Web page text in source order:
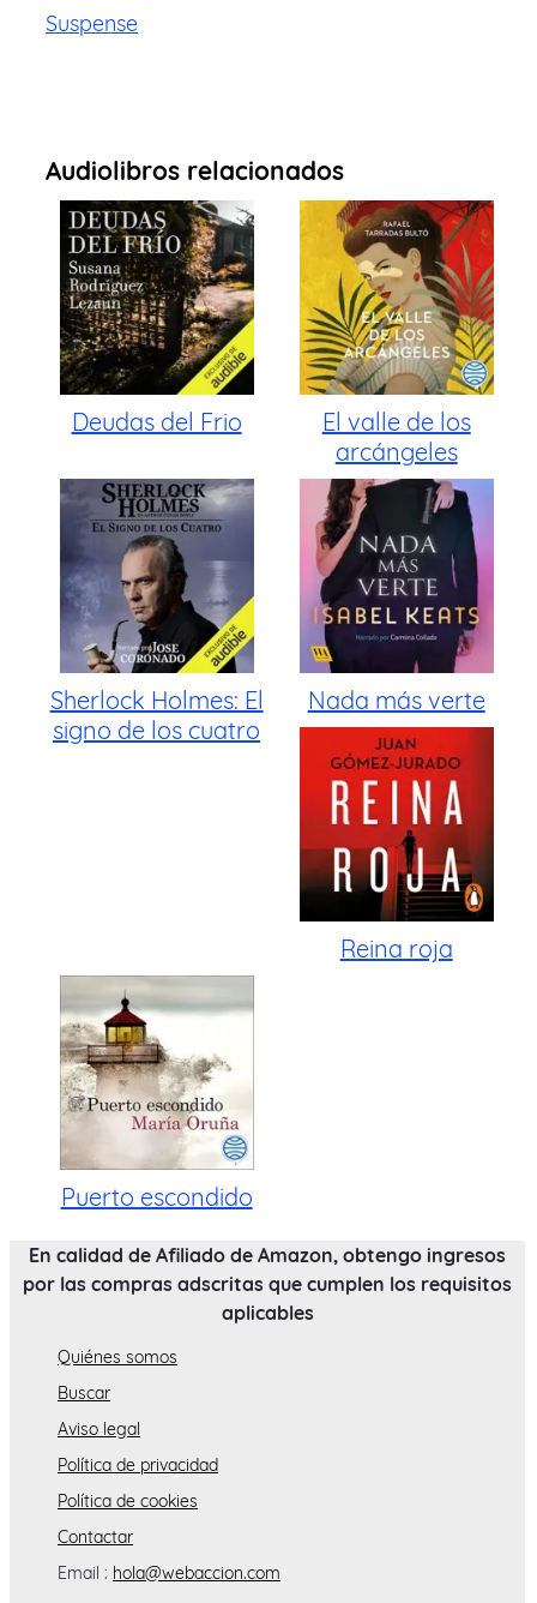
Suspense
Audiolibros relacionados
Deudas del Frio
El valle de los
arcángeles
Sherlock Holmes: El
signo de los cuatro
Nada más verte
Reina roja
Puerto escondido
En calidad de Afiliado de Amazon, obtengo ingresos
por las compras adscritas que cumplen los requisitos
aplicables
Quiénes somos
Buscar
Aviso legal
Política de privacidad
Política de cookies
Contactar
Email : hola@webaccion.com